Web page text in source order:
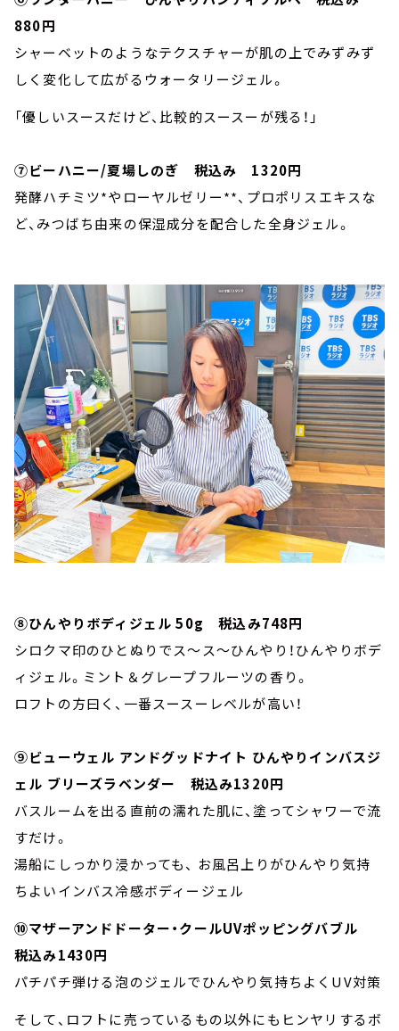
880円
シャーベットのようなテクスチャーが肌の上でみずみず
しく変化して広がるウォータリージェル。
「優しいスースだけど、比較的スースーが残る！」
⑦ビーハニー/夏場しのぎ 税込み 1320円
発酵ハチミツ*やローヤルゼリー**、プロポリスエキスな
ど、みつばち由来の保湿成分を配合した全身ジェル。
⑧ひんやりボディジェル 50g 税込み748円
シロクマ印のひとぬりでス～ス～ひんやり！ひんやりボデ
ィジェル。ミント＆グレープフルーツの香り。
ロフトの方曰く、一番スースーレベルが高い！
⑨ビューウェル アンドグッドナイト ひんやりインバスジ
ェル ブリーズラベンダー 税込み1320円
バスルームを出る直前の濡れた肌に、塗ってシャワーで流
すだけ。
湯船にしっかり浸かっても、 お風呂上りがひんやり気持
ちよいインバス冷感ボディージェル
⑩マザーアンドドーター・クールUVポッピングバブル
税込み1430円
パチパチ弾ける泡のジェルでひんやり気持ちよくUV対策
そして、ロフトに売っているもの以外にもヒンヤリするボ